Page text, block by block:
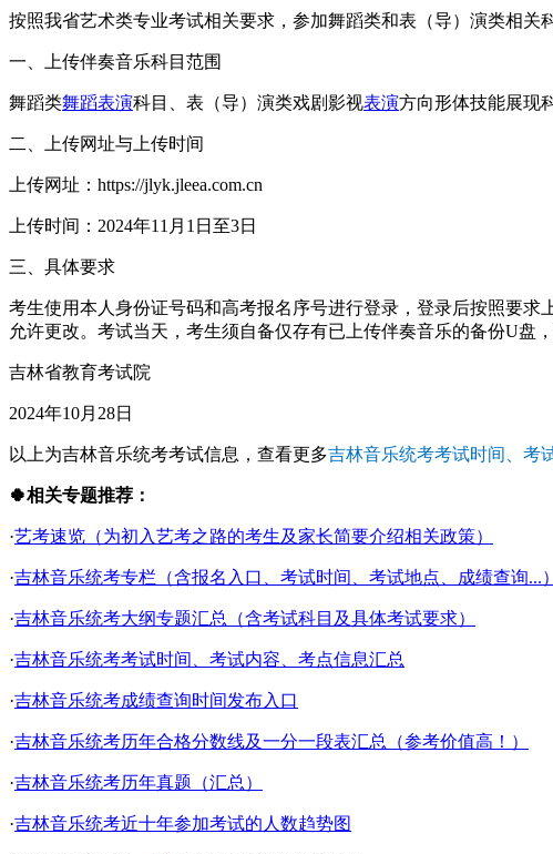
按照我省艺术类专业考试相关要求，参加舞蹈类和表（导）演类相关
一、上传伴奏音乐科目范围
舞蹈类舞蹈表演科目、表（导）演类戏剧影视表演方向形体技能展现
二、上传网址与上传时间
上传网址：https://jlyk.jleea.com.cn
上传时间：2024年11月1日至3日
三、具体要求
考生使用本人身份证号码和高考报名序号进行登录，登录后按照要
允许更改。考试当天，考生须自备仅存有已上传伴奏音乐的备份U盘，
吉林省教育考试院
2024年10月28日
以上为吉林音乐统考考试信息，查看更多吉林音乐统考考试时间、考
🍀相关专题推荐：
·艺考速览（为初入艺考之路的考生及家长简要介绍相关政策）
·吉林音乐统考专栏（含报名入口、考试时间、考试地点、成绩查询...）
·吉林音乐统考大纲专题汇总（含考试科目及具体考试要求）
·吉林音乐统考考试时间、考试内容、考点信息汇总
·吉林音乐统考成绩查询时间发布入口
·吉林音乐统考历年合格分数线及一分一段表汇总（参考价值高！）
·吉林音乐统考历年真题（汇总）
·吉林音乐统考近十年参加考试的人数趋势图